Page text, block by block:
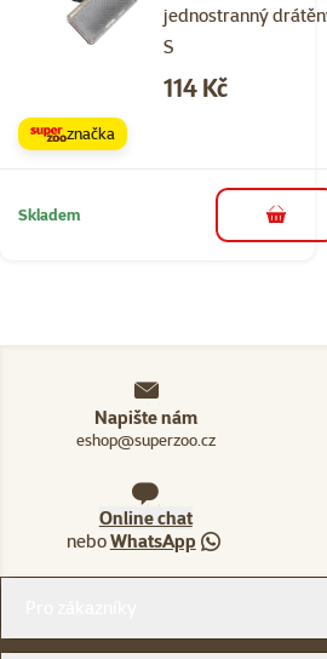
jednostranný
S
Cena
114 Kč
značka
Skladem do
Napište nám
eshop@superzoo.cz
Online chat
neboWhatsApp